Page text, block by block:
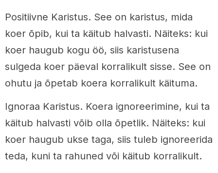
Positiivne Karistus. See on karistus, mida
koer õpib, kui ta käitub halvasti. Näiteks: kui
koer haugub kogu öö, siis karistusena
sulgeda koer päeval korralikult sisse. See on
ohutu ja õpetab koera korralikult käituma.
Ignoraa Karistus. Koera ignoreerimine, kui ta
käitub halvasti võib olla õpetlik. Näiteks: kui
koer haugub ukse taga, siis tuleb ignoreerida
teda, kuni ta rahuned või käitub korralikult.